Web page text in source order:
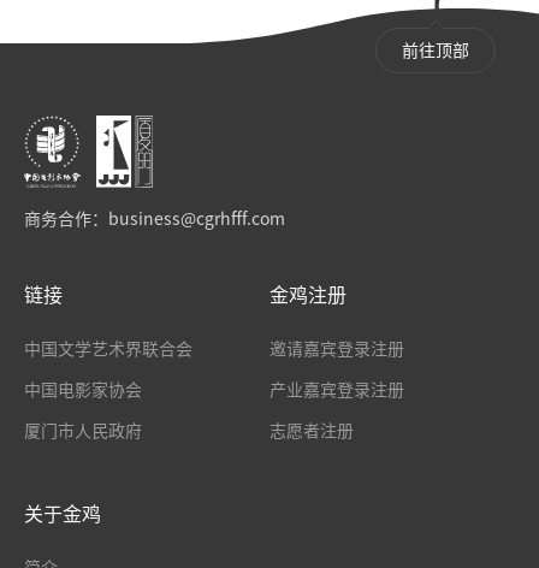
前往顶部
商务合作： business@cgrhfff.com
链接
中国文学艺术界联合会
中国电影家协会
厦门市人民政府
金鸡注册
邀请嘉宾登录注册
产业嘉宾登录注册
志愿者注册
关于金鸡